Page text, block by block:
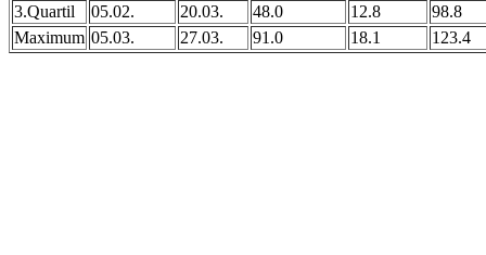
3.Quartil
05.02. 20.03. 48.0 12.8
98.8
Maximum 05.03. 27.03. 91.0 18.1 123.4